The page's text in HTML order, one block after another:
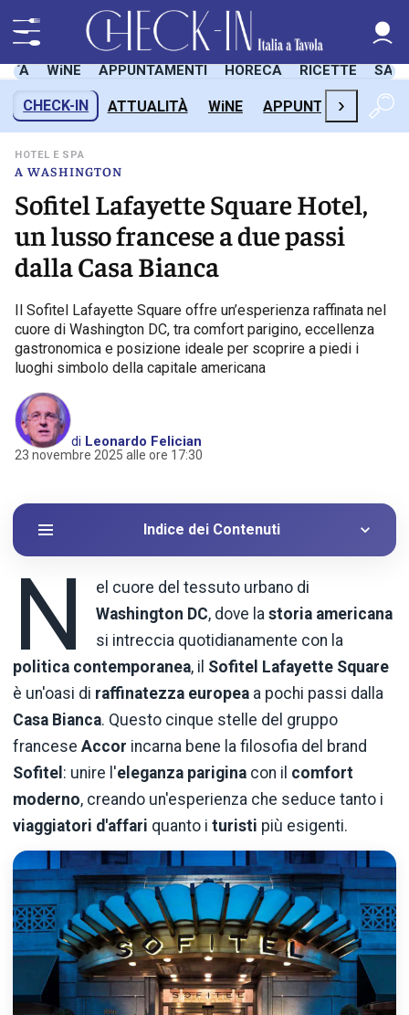
WiNE APPUNTAMENTI HORECA RICETTE
CHECK-IN ATTUALITÀ WiNE APPUNTAMENTI
›
A WASHINGTON
HOTEL E SPA
Sofitel Lafayette Square Hotel,
un lusso francese a due passi
dalla Casa Bianca
Il Sofitel Lafayette Square offre un’esperienza raffinata nel
cuore di Washington DC, tra comfort parigino, eccellenza
gastronomica e posizione ideale per scoprire a piedi i
luoghi simbolo della capitale americana
di Leonardo Felician
23 novembre 2025 alle ore 17:30
Indice dei Contenuti
N
el cuore del tessuto urbano di
Washington DC, dove lastoria americana
si intreccia quotidianamente con la
politica contemporanea, il Sofitel Lafayette Square
è un'oasi di raffinatezza europea a pochi passi dalla
Casa Bianca. Questo cinque stelle del gruppo
francese Accor incarna bene la filosofia del brand
Sofitel : unire l'eleganza parigina con il comfort
moderno, creando un'esperienza che seduce tanto i
viaggiatori d'affari quanto i turisti più esigenti.